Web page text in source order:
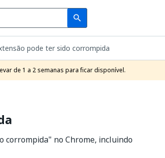
search
Search
pode ter sido corrompida
de 1 a 2 semanas para ficar disponível.
corrompida" no Chrome, incluindo